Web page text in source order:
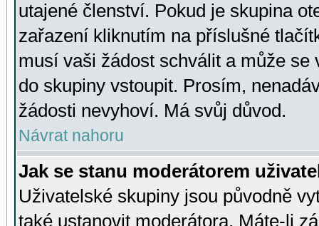
utajené členství. Pokud je skupina
zařazení kliknutím na příslušné
musí vaši žádost schválit a může se
do skupiny vstoupit. Prosím,
žádosti nevyhoví. Má svůj důvod.
Návrat nahoru
Jak se stanu moderátorem
Uživatelské skupiny jsou původně
také ustanovit moderátora. Máte-li